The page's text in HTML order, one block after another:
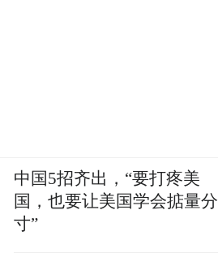
中国5招齐出，“要打疼美
国，也要让美国学会掂量分
寸”